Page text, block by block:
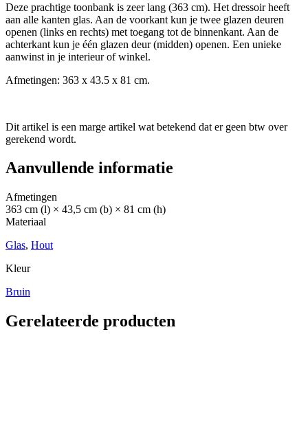
Deze prachtige toonbank is zeer lang (363 cm). Het dressoir heeft
aan alle kanten glas. Aan de voorkant kun je twee glazen deuren
openen (links en rechts) met toegang tot de binnenkant. Aan de
achterkant kun je één glazen deur (midden) openen. Een unieke
aanwinst in je interieur of winkel.
Afmetingen: 363 x 43.5 x 81 cm.
Dit artikel is een marge artikel wat betekend dat er geen btw over
gerekend wordt.
Aanvullende informatie
Afmetingen
363 cm (l) × 43,5 cm (b) × 81 cm (h)
Materiaal
Glas, Hout
Kleur
Bruin
Gerelateerde producten